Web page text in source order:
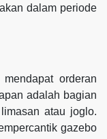
dalam periode
orderan
adalah bagian
atau joglo.
gazebo